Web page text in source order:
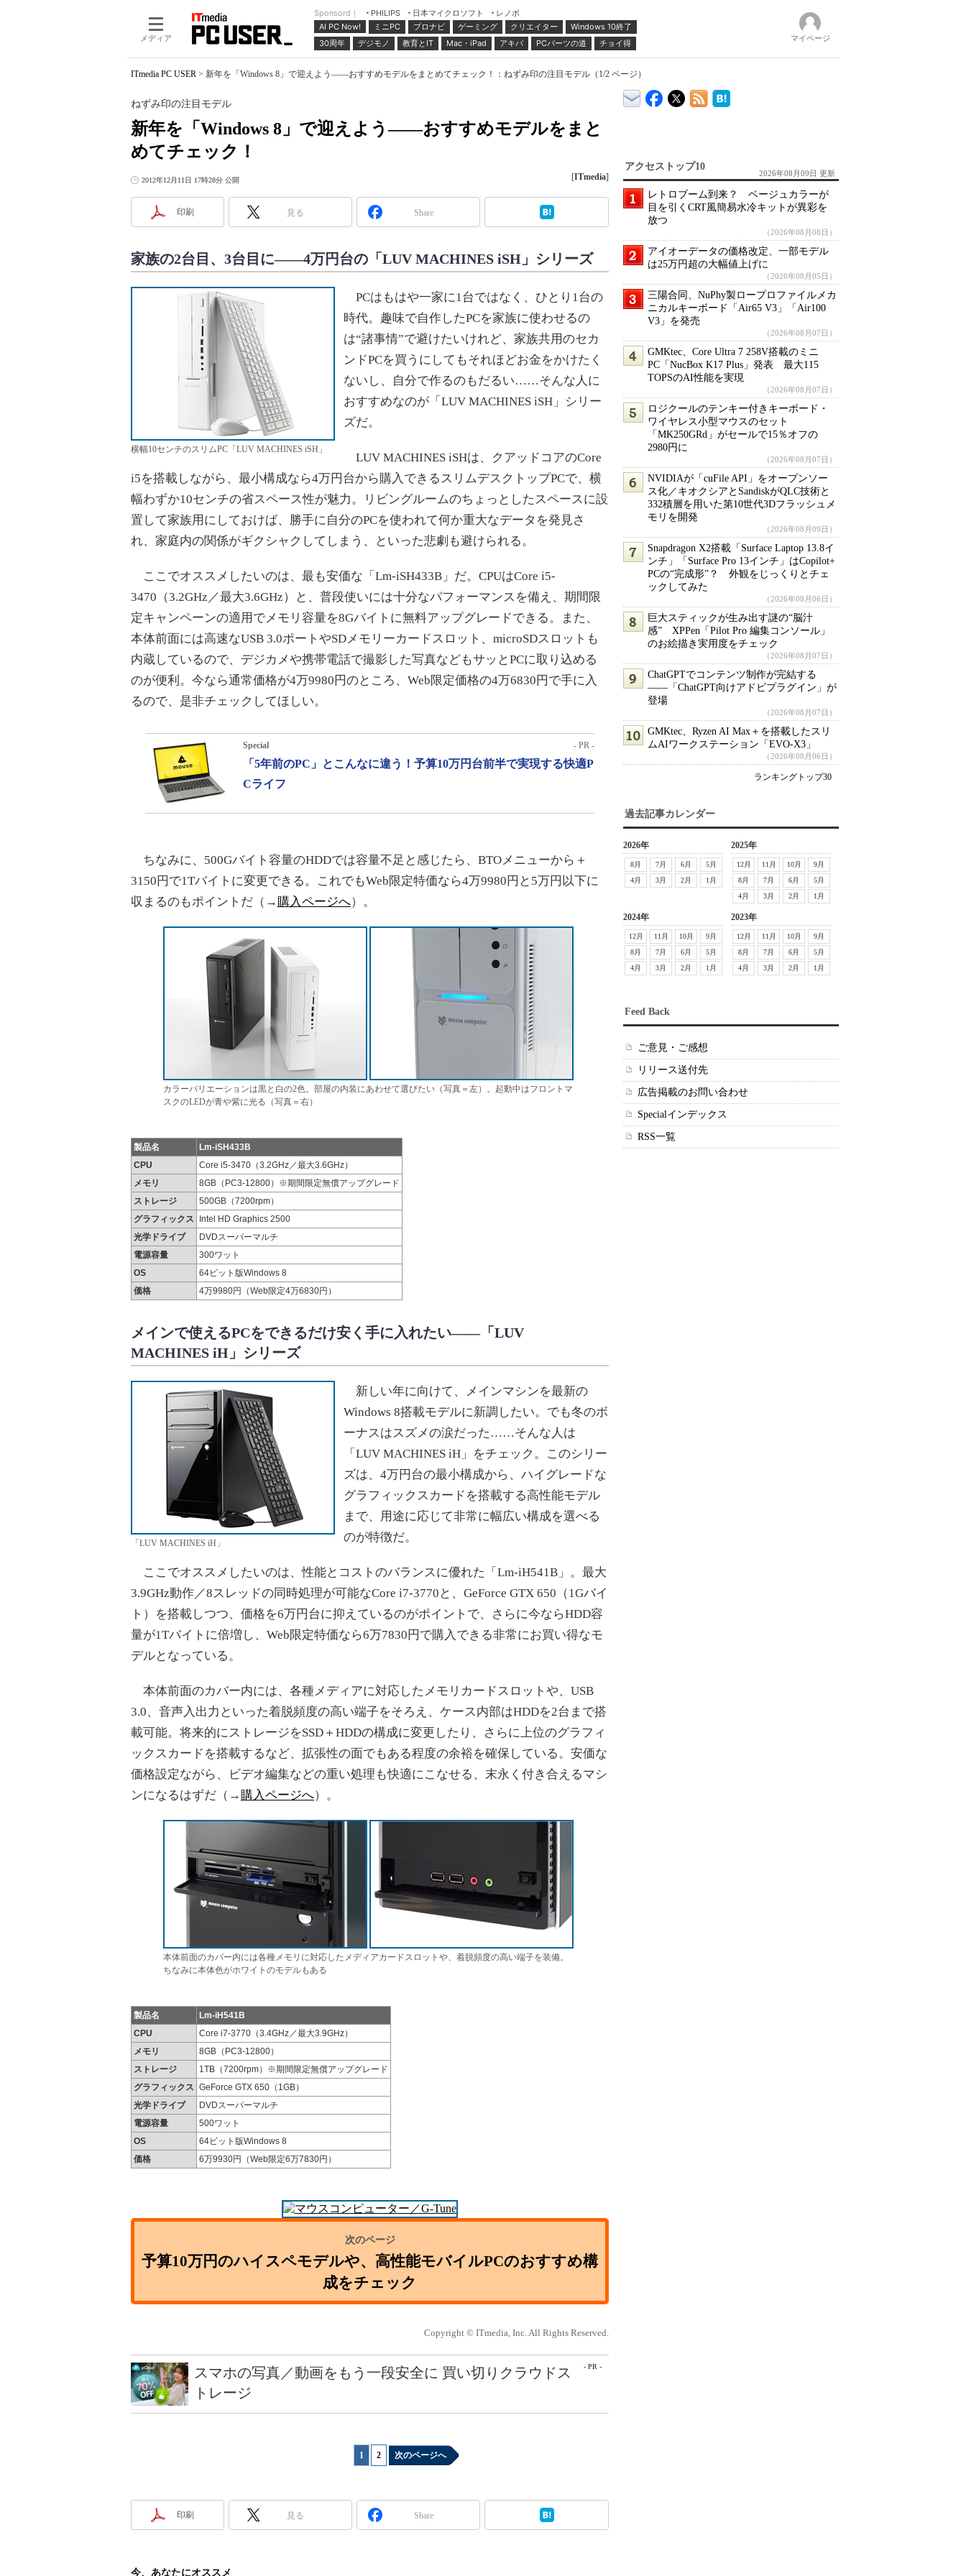
メディア
Sponsord｜ PHILIPS 日本マイクロソフト
レノボ
AI PC Now!
ミニPC プロナビ ゲーミング クリエイター
Windows 10終了
30周年
デジモノ 教育とIT Mac・iPad アキバ PCパーツの道 チョイ得 マイページ
ITmedia PC USER > 新年を「Windows 8」で迎えよう――おすすめモデルをまとめてチェック！：ねずみ印の注目モデル（1/2 ページ）
新年を「Windows 8」で迎えよう――おすすめモデルをまと
めてチェック！
ねずみ印の注目モデル
2012年12月11日 17時28分 公開 [ITmedia]
印刷 見る Share
家族の2台目、3台目に――4万円台の「LUV MACHINES iSH」シリーズ
横幅10センチのスリムPC「LUV MACHINES iSH」
PCはもはや一家に1台ではなく、ひとり1台の
時代。趣味で自作したPCを家族に使わせるの
は“諸事情”で避けたいけれど、家族共用のセカ
ンドPCを買うにしてもそれほどお金をかけたく
ないし、自分で作るのもだるい……そんな人に
おすすめなのが「LUV MACHINES iSH」シリー
ズだ。
LUV MACHINES iSHは、クアッドコアのCore
i5を搭載しながら、最小構成なら4万円台から購入できるスリムデスクトップPCで、横
幅わずか10センチの省スペース性が魅力。リビングルームのちょっとしたスペースに設
置して家族用にしておけば、勝手に自分のPCを使われて何か重大なデータを発見さ
れ、家庭内の関係がギクシャクしてしまう、といった悲劇も避けられる。
ここでオススメしたいのは、最も安価な「Lm-iSH433B」だ。CPUはCore i5-
3470（3.2GHz／最大3.6GHz）と、普段使いには十分なパフォーマンスを備え、期間限
定キャンペーンの適用でメモリ容量を8Gバイトに無料アップグレードできる。また、
本体前面には高速なUSB 3.0ポートやSDメモリーカードスロット、microSDスロットも
内蔵しているので、デジカメや携帯電話で撮影した写真などもサッとPCに取り込める
のが便利。今なら通常価格が4万9980円のところ、Web限定価格の4万6830円で手に入
るので、是非チェックしてほしい。
Special - PR -
「5年前のPC」とこんなに違う！予算10万円台前半で実現する快適P
Cライフ
ちなみに、500Gバイト容量のHDDでは容量不足と感じたら、BTOメニューから＋
3150円で1Tバイトに変更できる。これでもWeb限定特価なら4万9980円と5万円以下に
収まるのもポイントだ（→ 購入ページへ）。
カラーバリエーションは黒と白の2色。部屋の内装にあわせて選びたい（写真＝左）。起動中はフロントマ
スクのLEDが青や紫に光る（写真＝右）
製品名
Lm-iSH433B
CPU
Core i5-3470（3.2GHz／最大3.6GHz）
メモリ
8GB（PC3-12800）※期間限定無償アップグレード
ストレージ
500GB（7200rpm）
グラフィックス
Intel HD Graphics 2500
光学ドライブ
DVDスーパーマルチ
電源容量
300ワット
OS
64ビット版Windows 8
価格
4万9980円（Web限定4万6830円）
メインで使えるPCをできるだけ安く手に入れたい――「LUV
MACHINES iH」シリーズ
「LUV MACHINES iH」
新しい年に向けて、メインマシンを最新の
Windows 8搭載モデルに新調したい。でも冬のボ
ーナスはスズメの涙だった……そんな人は
「LUV MACHINES iH」をチェック。このシリー
ズは、4万円台の最小構成から、ハイグレードな
グラフィックスカードを搭載する高性能モデル
まで、用途に応じて非常に幅広い構成を選べる
のが特徴だ。
ここでオススメしたいのは、性能とコストのバランスに優れた「Lm-iH541B」。最大
3.9GHz動作／8スレッドの同時処理が可能なCore i7-3770と、GeForce GTX 650（1Gバイ
ト）を搭載しつつ、価格を6万円台に抑えているのがポイントで、さらに今ならHDD容
量が1Tバイトに倍増し、Web限定特価なら6万7830円で購入できる非常にお買い得なモ
デルとなっている。
本体前面のカバー内には、各種メディアに対応したメモリカードスロットや、USB
3.0、音声入出力といった着脱頻度の高い端子をそろえ、ケース内部はHDDを2台まで搭
載可能。将来的にストレージをSSD＋HDDの構成に変更したり、さらに上位のグラフィ
ックスカードを搭載するなど、拡張性の面でもある程度の余裕を確保している。安価な
価格設定ながら、ビデオ編集などの重い処理も快適にこなせる、末永く付き合えるマシ
ンになるはずだ（→ 購入ページへ）。
本体前面のカバー内には各種メモリに対応したメディアカードスロットや、着脱頻度の高い端子を装備。
ちなみに本体色がホワイトのモデルもある
製品名
Lm-iH541B
CPU
Core i7-3770（3.4GHz／最大3.9GHz）
メモリ
8GB（PC3-12800）
ストレージ
1TB（7200rpm）※期間限定無償アップグレード
グラフィックス GeForce GTX 650（1GB）
光学ドライブ
DVDスーパーマルチ
電源容量
500ワット
OS
64ビット版Windows 8
価格
6万9930円（Web限定6万7830円）
予算10万円のハイスペモデルや、高性能モバイルPCのおすすめ構
成をチェック
Copyright © ITmedia, Inc. All Rights Reserved.
- PR -
スマホの写真／動画をもう一段安全に 買い切りクラウドス
トレージ
1 2 次のページへ
印刷 見る Share
今、あなたにオススメ
アクセストップ10
2026年08月09日 更新
レトロブーム到来？ ベージュカラーが
目を引くCRT風簡易水冷キットが異彩を
放つ
（2026年08月08日）
アイオーデータの価格改定、一部モデル
は25万円超の大幅値上げに
（2026年08月05日）
三陽合同、NuPhy製ロープロファイルメカ
ニカルキーボード「Air65 V3」「Air100
V3」を発売
（2026年08月07日）
GMKtec、Core Ultra 7 258V搭載のミニ
PC「NucBox K17 Plus」発表 最大115
TOPSのAI性能を実現
（2026年08月07日）
ロジクールのテンキー付きキーボード・
ワイヤレス小型マウスのセット
「MK250GRd」がセールで15％オフの
2980円に
（2026年08月07日）
NVIDIAが「cuFile API」をオープンソー
ス化／キオクシアとSandiskがQLC技術と
332積層を用いた第10世代3Dフラッシュメ
モリを開発
（2026年08月09日）
Snapdragon X2搭載「Surface Laptop 13.8イ
ンチ」「Surface Pro 13インチ」はCopilot+
PCの“完成形”？ 外観をじっくりとチェ
ックしてみた
（2026年08月06日）
巨大スティックが生み出す謎の“脳汁
感” XPPen「Pilot Pro 編集コンソール」
のお絵描き実用度をチェック
（2026年08月07日）
ChatGPTでコンテンツ制作が完結する
――「ChatGPT向けアドビプラグイン」が
登場
（2026年08月07日）
GMKtec、Ryzen AI Max＋を搭載したスリ
ムAIワークステーション「EVO-X3」
（2026年08月06日）
ランキングトップ30
過去記事カレンダー
2026年
8月 7月 6月
5月
4月
3月 2月 1月
2025年
12月 11月 10月
9月
8月
7月 6月
5月
4月
3月 2月 1月
2024年
12月 11月 10月
9月
8月
7月 6月
5月
4月
3月 2月 1月
2023年
12月 11月 10月
9月
8月
7月 6月
5月
4月
3月 2月 1月
Feed Back
ご意見・ご感想
リリース送付先
広告掲載のお問い合わせ
Specialインデックス
RSS一覧